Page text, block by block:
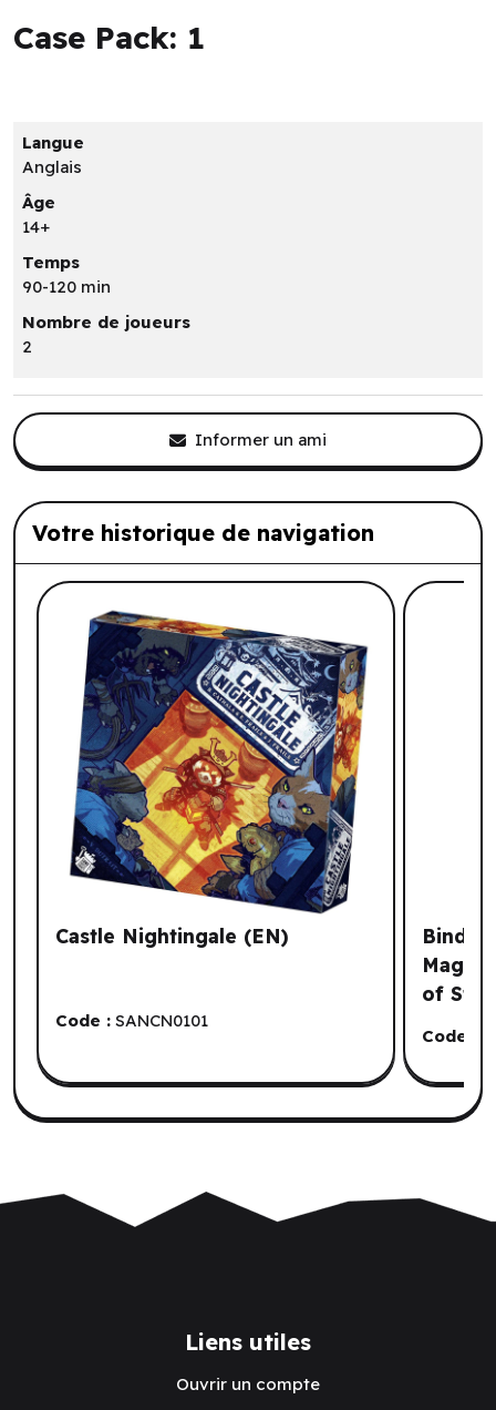
Case Pack: 1
Langue
Anglais
Âge
14+
Temps
90-120 min
Nombre de joueurs
2
Informer un ami
Votre historique de navigation
Liste de produits suggérés: Votre
Castle Nightingale (EN)
Code : SANCN0101
Magic:
of
Code :
Liens utiles
Ouvrir un compte